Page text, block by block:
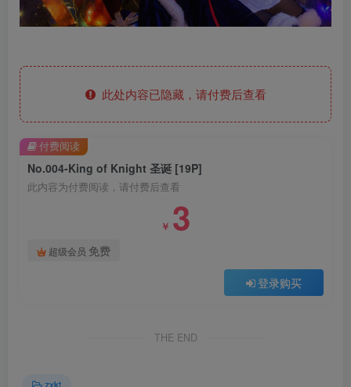
此处内容已隐藏，请付费后查看
No.004-King of Knight 圣诞 [19P]
此内容为付费阅读，请付费后查看
￥ 3
超级会员 免费
登录购买
付费阅读
THE END